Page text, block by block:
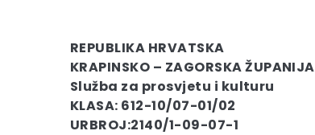
REPUBLIKA HRVATSKA
KRAPINSKO – ZAGORSKA ŽUPANIJA
Služba za prosvjetu i kulturu
KLASA: 612-10/07-01/02
URBROJ:2140/1-09-07-1